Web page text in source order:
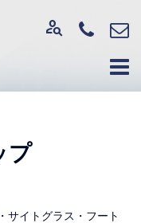
person_search
プ
サイトグラス・フート